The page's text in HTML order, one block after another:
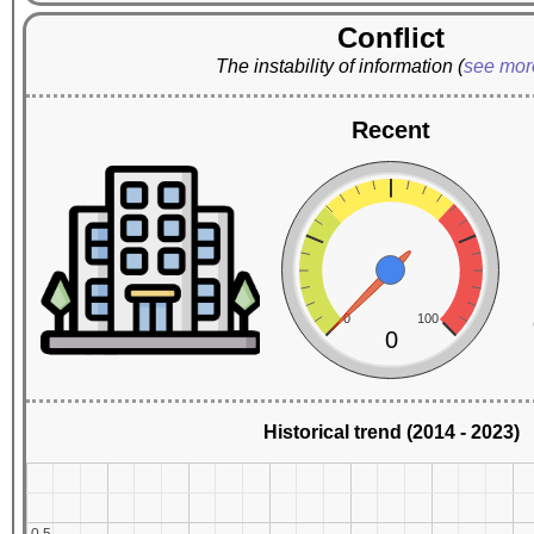
Conflict
The instability of information (see
Recent
0 100
0
Historical trend (2014 - 2023)